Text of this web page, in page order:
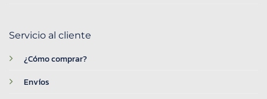
Servicio al cliente
¿Cómo comprar?
Envíos